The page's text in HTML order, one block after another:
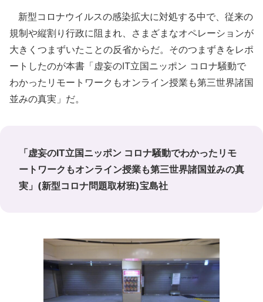
新型コロナウイルスの感染拡大に対処する中で、従来の
規制や縦割り行政に阻まれ、さまざまなオペレーションが
大きくつまずいたことの反省からだ。そのつまずきをレポ
ートしたのが本書「虚妄のIT立国ニッポン コロナ騒動で
わかったリモートワークもオンライン授業も第三世界諸国
並みの真実」だ。
「虚妄のIT立国ニッポン コロナ騒動でわかったリモ
ートワークもオンライン授業も第三世界諸国並みの真
実」(新型コロナ問題取材班)宝島社